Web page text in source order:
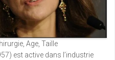
Age, Taille
est active dans l’industrie